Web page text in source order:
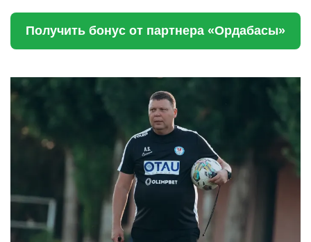
Получить бонус от партнера «Ордабасы»